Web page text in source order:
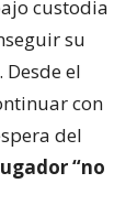
custodia
su
el
con
del
“no